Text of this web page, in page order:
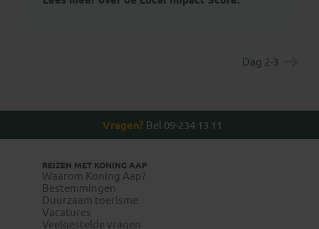
Dag 2-3
Vragen? Bel 09-234 13 11
REIZEN MET KONING AAP
Waarom Koning Aap?
Bestemmingen
Duurzaam toerisme
Vacatures
Veelgestelde vragen